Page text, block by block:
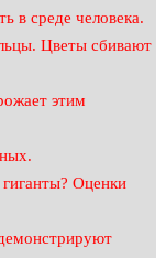
в среде человека.
Цветы сбивают
этим
Оценки